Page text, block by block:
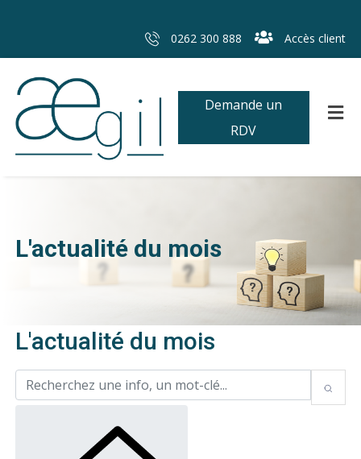
0262 300 888 Accès client
Demande un
RDV
L'actualité du mois
L'actualité du mois